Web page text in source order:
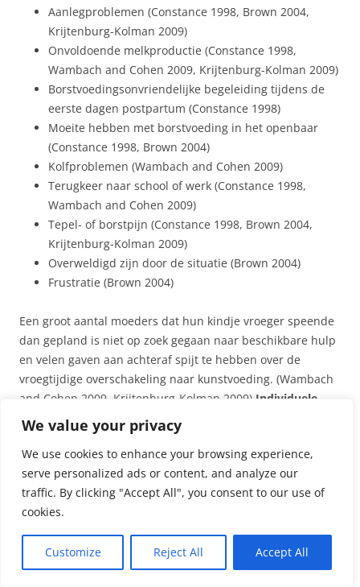
We value your privacy
We use cookies to enhance your browsing experience,
serve personalized ads or content, and analyze our
traffic. By clicking "Accept All", you consent to our use of
cookies.
Customize Reject All Accept All
Aanlegproblemen (Constance 1998, Brown 2004,
Krijtenburg-Kolman 2009)
Onvoldoende melkproductie (Constance 1998,
Wambach and Cohen 2009, Krijtenburg-Kolman 2009)
Borstvoedingsonvriendelijke begeleiding tijdens de
eerste dagen postpartum (Constance 1998)
Moeite hebben met borstvoeding in het openbaar
(Constance 1998, Brown 2004)
Kolfproblemen (Wambach and Cohen 2009)
Terugkeer naar school of werk (Constance 1998,
Wambach and Cohen 2009)
Tepel- of borstpijn (Constance 1998, Brown 2004,
Krijtenburg-Kolman 2009)
Overweldigd zijn door de situatie (Brown 2004)
Frustratie (Brown 2004)
Een groot aantal moeders dat hun kindje vroeger speende
dan gepland is niet op zoek gegaan naar beschikbare hulp
en velen gaven aan achteraf spijt te hebben over de
vroegtijdige overschakeling naar kunstvoeding. (Wambach
and Cohen 2009, Krijtenburg-Kolman 2009) Individuele
follow-up
met extra huisbezoeken tijdens de eerste week
na het ontslag uit de materniteit is nodig om de overgang
naar de thuissituatie, mét continuering van borstvoeding,
te ondersteunen. (Constance 1998)
Tieners zijn sneller beïnvloedbaar door de foute
raadgevingen en commentaar van de omgeving, waardoor
de borstvoeding meer kans heeft op mislukken.
(Mohrbacher and Stock 2005) Een Amerikaanse studie